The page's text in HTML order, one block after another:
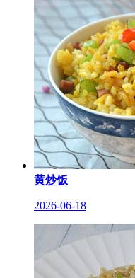
黄炒饭
2026-06-18